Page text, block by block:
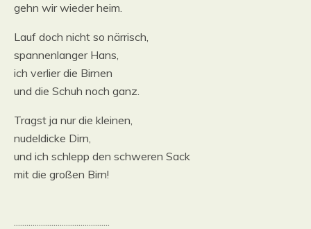
gehn wir wieder heim.
Lauf doch nicht so närrisch,
spannenlanger Hans,
ich verlier die Birnen
und die Schuh noch ganz.
Tragst ja nur die kleinen,
nudeldicke Dirn,
und ich schlepp den schweren Sack
mit die großen Birn!
..............................................